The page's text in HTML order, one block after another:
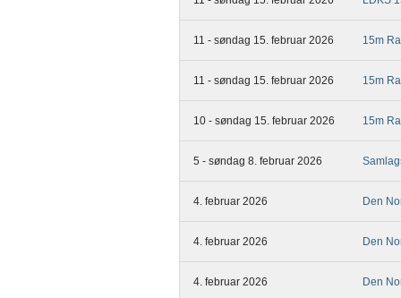
11 - søndag 15. februar 2026 15m
11 - søndag 15. februar 2026 15m
10 - søndag 15. februar 2026 15m
5 - søndag 8. februar 2026
4. februar 2026 Den
4. februar 2026 Den
4. februar 2026 Den